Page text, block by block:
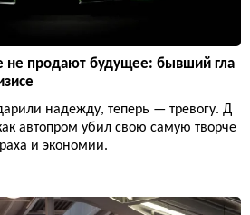
не продают будущее: бывший гла
надежду, теперь — тревогу. Д
автопром убил свою самую творче
и экономии.